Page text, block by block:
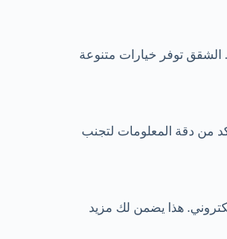
توفر خيارات متنوعة
من دقة المعلومات لتجنب
هذا يضمن لك مزيد